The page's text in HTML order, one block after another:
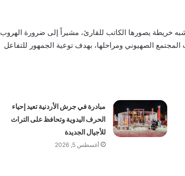
خريطة يصورها الكاتب للقارئ، مشيراً إلى ضرورة الهروب
الصهيوني ومراحلها، بهدف توعية الجمهور للتفاعل
مبادرة في جرش الأردنية تعيد إحياء
الحرف اليدوية وتحافظ على التراث
للأجيال الجديدة
أغسطس 5, 2026